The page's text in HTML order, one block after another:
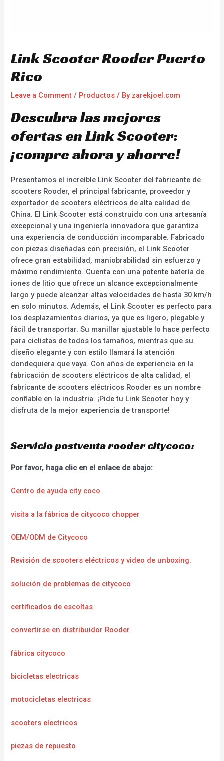
Link Scooter Rooder Puerto
Rico
Leave a Comment / Productos / By zarekjoel.com
Descubra las mejores
ofertas en Link Scooter:
¡compre ahora y ahorre!
Presentamos el increíble Link Scooter del fabricante de
scooters Rooder, el principal fabricante, proveedor y
exportador de scooters eléctricos de alta calidad de
China. El Link Scooter está construido con una artesanía
excepcional y una ingeniería innovadora que garantiza
una experiencia de conducción incomparable. Fabricado
con piezas diseñadas con precisión, el Link Scooter
ofrece gran estabilidad, maniobrabilidad sin esfuerzo y
máximo rendimiento. Cuenta con una potente batería de
iones de litio que ofrece un alcance excepcionalmente
largo y puede alcanzar altas velocidades de hasta 30 km/h
en solo minutos. Además, el Link Scooter es perfecto para
los desplazamientos diarios, ya que es ligero, plegable y
fácil de transportar. Su manillar ajustable lo hace perfecto
para ciclistas de todos los tamaños, mientras que su
diseño elegante y con estilo llamará la atención
dondequiera que vaya. Con años de experiencia en la
fabricación de scooters eléctricos de alta calidad, el
fabricante de scooters eléctricos Rooder es un nombre
confiable en la industria. ¡Pide tu Link Scooter hoy y
disfruta de la mejor experiencia de transporte!
Servicio postventa rooder citycoco:
Por favor, haga clic en el enlace de abajo:
Centro de ayuda city coco
visita a la fábrica de citycoco chopper
OEM/ODM de Citycoco
Revisión de scooters eléctricos y video de unboxing.
solución de problemas de citycoco
certificados de escoltas
convertirse en distribuidor Rooder
fábrica citycoco
bicicletas electricas
motocicletas electricas
scooters electricos
piezas de repuesto